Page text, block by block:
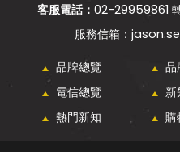
客服電話： 02-29959861
品牌總覽 品
電信總覽
新
熱門新知
購